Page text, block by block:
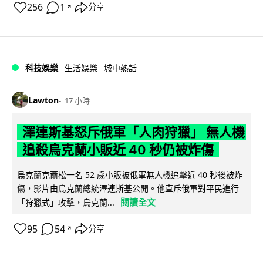
256 1 ↗ 分享
科技娛樂 生活娛樂 城中熱話
Lawton 17 小時
澤連斯基怒斥俄軍「人肉狩獵」 無人機
追殺烏克蘭小販近 40 秒仍被炸傷
烏克蘭克爾松一名 52 歲小販被俄軍無人機追擊近 40 秒後被炸
傷，影片由烏克蘭總統澤連斯基公開。他直斥俄軍對平民進行
「狩獵式」攻擊，烏克蘭...
閱讀全文
95 54 ↗ 分享